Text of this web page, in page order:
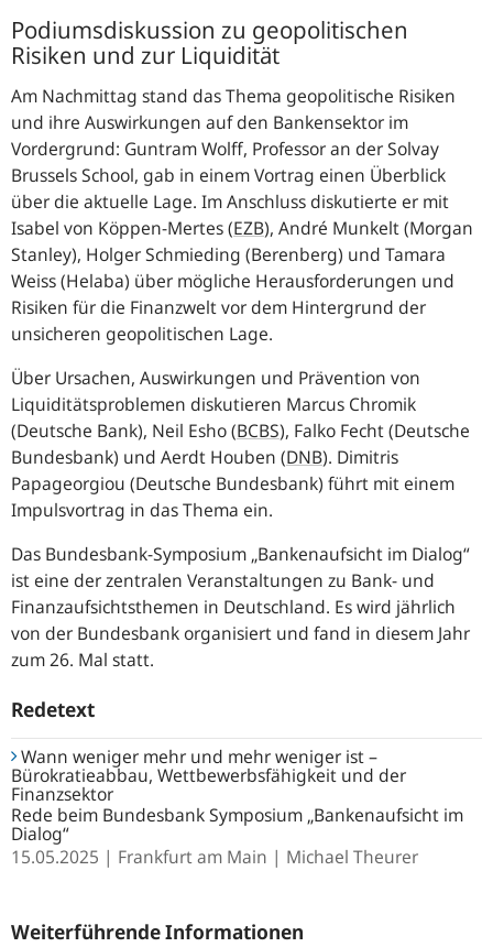
Podiumsdiskussion zu geopolitischen
Risiken und zur Liquidität
Am Nachmittag stand das Thema geopolitische Risiken
und ihre Auswirkungen auf den Bankensektor im
Vordergrund: Guntram Wolff, Professor an der Solvay
Brussels School, gab in einem Vortrag einen Überblick
über die aktuelle Lage. Im Anschluss diskutierte er mit
Isabel von Köppen-Mertes(EZB), André Munkelt (Morgan
Stanley), Holger Schmieding (Berenberg) und Tamara
Weiss (Helaba) über mögliche Herausforderungen und
Risiken für die Finanzwelt vor dem Hintergrund der
unsicheren geopolitischen Lage.
Über Ursachen, Auswirkungen und Prävention von
Liquiditätsproblemen diskutieren Marcus Chromik
(Deutsche Bank), Neil Esho(BCBS), Falko Fecht (Deutsche
Bundesbank) und Aerdt Houben (DNB). Dimitris
Papageorgiou (Deutsche Bundesbank) führt mit einem
Impulsvortrag in das Thema ein.
Das Bundesbank-Symposium „Bankenaufsicht im Dialog“
ist eine der zentralen Veranstaltungen zu Bank- und
Finanzaufsichtsthemen in Deutschland. Es wird jährlich
von der Bundesbank organisiert und fand in diesem Jahr
zum 26. Mal statt.
Redetext
Wann weniger mehr und mehr weniger ist –
Bürokratieabbau, Wettbewerbsfähigkeit und der
Finanzsektor
Rede beim Bundesbank Symposium „Bankenaufsicht im
Dialog“
15.05.2025
Frankfurt am Main Michael Theurer
Weiterführende Informationen